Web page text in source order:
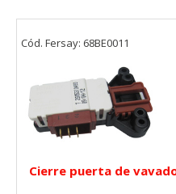
Cierre puerta de
Cód. Fersay: 68BE0011